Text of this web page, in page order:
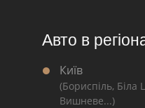
Авто в
Київ
(Бориспіль, Біла
Вишневе...)